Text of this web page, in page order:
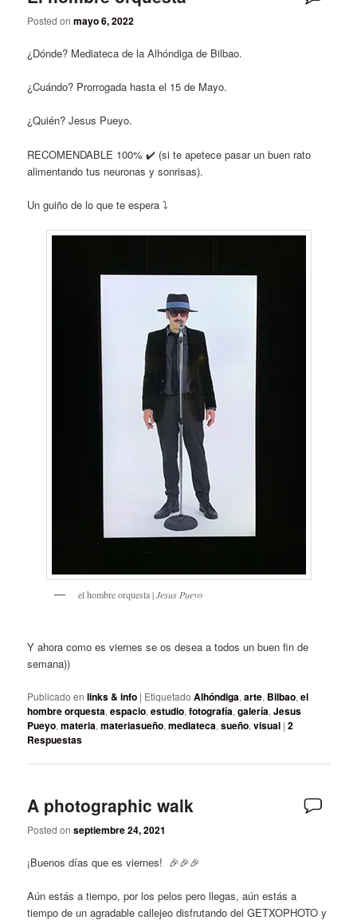
Posted onmayo 6, 2022
¿Dónde? Mediateca de la Alhóndiga de Bilbao.
¿Cuándo? Prorrogada hasta el 15 de Mayo.
¿Quién? Jesus Pueyo.
RECOMENDABLE 100% ✔️ (si te apetece pasar un buen rato
alimentando tus neuronas y sonrisas).
Un guiño de lo que te espera ⤵️
el hombre orquesta |Jesus Pueyo
Y ahora como es viernes se os desea a todos un buen fin de
semana))
Publicado en links & info | Etiquetado Alhóndiga,arte, Bilbao,el
hombre orquesta,espacio,estudio,fotografía,galería,Jesus
Pueyo,materia,materiasueño,mediateca,sueño,visual |2
Respuestas
A photographic walk
Posted onseptiembre 24, 2021
¡Buenos días que es viernes! 🎉🎉🎉
Aún estás a tiempo, por los pelos pero llegas, aún estás a
tiempo de un agradable callejeo disfrutando del GETXOPHOTO y